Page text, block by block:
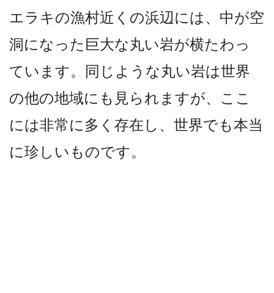
エラキの漁村近くの浜辺には、中が空
洞になっ­た巨大な丸い岩が横たわっ
ています。同じような丸い­岩は世界
の他の地域にも見られますが、ここ
には非常­に多く存在し、世界でも本当
に珍しいものです。